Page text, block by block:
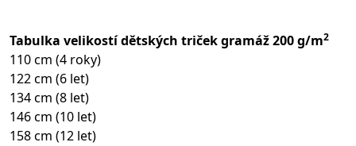
Tabulka velikostí dětských triček gramáž 200 g/m2
110 cm (4 roky)
122 cm (6 let)
134 cm (8 let)
146 cm (10 let)
158 cm (12 let)